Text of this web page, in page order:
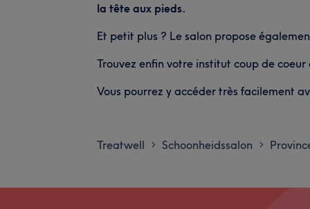
la tête aux pieds.
Et petit plus ? Le salon propose
Trouvez enfin votre institut coup de
Vous pourrez y accéder très facilement
Treatwell > Schoonheidssalon >